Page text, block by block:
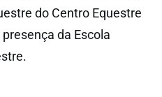
do Centro Equestre
da Escola